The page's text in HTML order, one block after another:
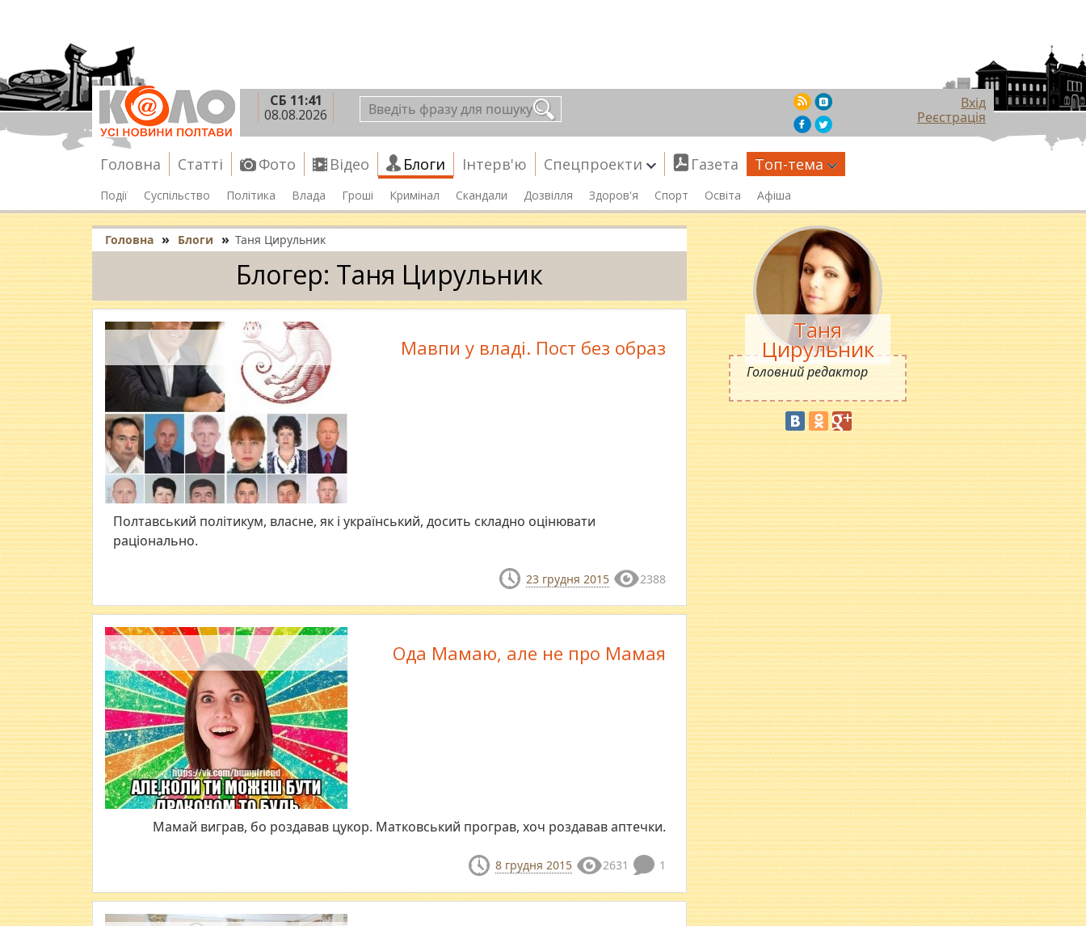
СБ 11:41
08.08.2026
Вхід
Реєстрація
Головна Статті Фото Відео Блоги Інтерв'ю Спецпроекти Газета Топ-тема
Події Суспільство Політика Влада Гроші Кримінал Скандали Дозвілля Здоров'я Спорт Освіта Афіша
Головна » Блоги » Таня Цирульник
Блогер: Таня Цирульник
Мавпи у владі. Пост без образ
Полтавський політикум, власне, як і український, досить складно оцінювати
раціонально.
23 грудня 2015 2388
Ода Мамаю, але не про Мамая
Мамай виграв, бо роздавав цукор. Матковський програв, хоч роздавав аптечки.
8 грудня 2015 2631 1
Таня
Цирульник
Головний редактор